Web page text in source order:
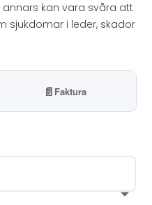
kan vara svåra att
sjukdomar i leder, skador
📄 Faktura